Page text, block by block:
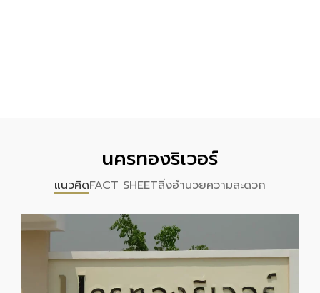
นครทองริเวอร์
แนวคิดFACT SHEETสิ่งอำนวยความสะดวก